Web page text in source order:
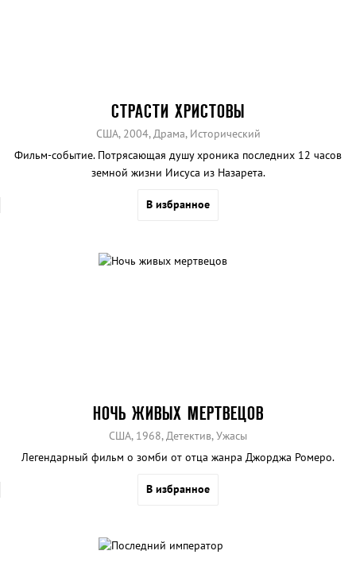
СТРАСТИ ХРИСТОВЫ
США, 2004, Драма, Исторический
Фильм-событие. Потрясающая душу хроника последних 12 часов
земной жизни Иисуса из Назарета.
В избранное
НОЧЬ ЖИВЫХ МЕРТВЕЦОВ
США, 1968, Детектив, Ужасы
Легендарный фильм о зомби от отца жанра Джорджа Ромеро.
В избранное